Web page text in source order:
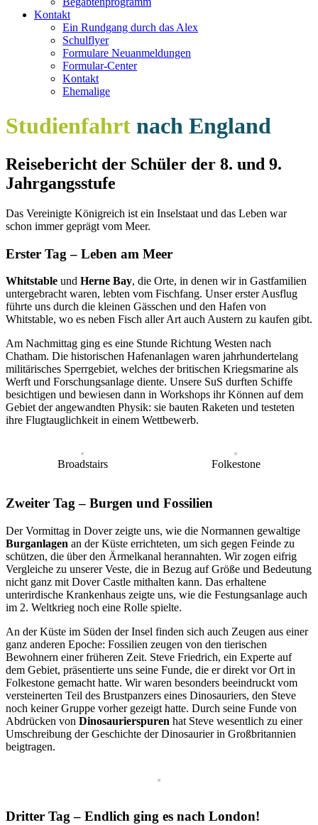
Kontakt
Ein Rundgang durch das Alex
Schulflyer
Formulare Neuanmeldungen
Formular-Center
Kontakt
Ehemalige
Studienfahrt nach England
Reisebericht der Schüler der 8. und 9.
Jahrgangsstufe
Das Vereinigte Königreich ist ein Inselstaat und das Leben war
schon immer geprägt vom Meer.
Erster Tag – Leben am Meer
Whitstable und Herne Bay, die Orte, in denen wir in Gastfamilien
untergebracht waren, lebten vom Fischfang. Unser erster Ausflug
führte uns durch die kleinen Gässchen und den Hafen von
Whitstable, wo es neben Fisch aller Art auch Austern zu kaufen gibt.
Am Nachmittag ging es eine Stunde Richtung Westen nach
Chatham. Die historischen Hafenanlagen waren jahrhundertelang
militärisches Sperrgebiet, welches der britischen Kriegsmarine als
Werft und Forschungsanlage diente. Unsere SuS durften Schiffe
besichtigen und bewiesen dann in Workshops ihr Können auf dem
Gebiet der angewandten Physik: sie bauten Raketen und testeten
ihre Flugtauglichkeit in einem Wettbewerb.
Broadstairs Folkestone
Zweiter Tag – Burgen und Fossilien
Der Vormittag in Dover zeigte uns, wie die Normannen gewaltige
Burganlagen an der Küste errichteten, um sich gegen Feinde zu
schützen, die über den Ärmelkanal herannahten. Wir zogen eifrig
Vergleiche zu unserer Veste, die in Bezug auf Größe und Bedeutung
nicht ganz mit Dover Castle mithalten kann. Das erhaltene
unterirdische Krankenhaus zeigte uns, wie die Festungsanlage auch
im 2. Weltkrieg noch eine Rolle spielte.
An der Küste im Süden der Insel finden sich auch Zeugen aus einer
ganz anderen Epoche: Fossilien zeugen von den tierischen
Bewohnern einer früheren Zeit. Steve Friedrich, ein Experte auf
dem Gebiet, präsentierte uns seine Funde, die er direkt vor Ort in
Folkestone gemacht hatte. Wir waren besonders beeindruckt vom
versteinerten Teil des Brustpanzers eines Dinosauriers, den Steve
noch keiner Gruppe vorher gezeigt hatte. Durch seine Funde von
Abdrücken von Dinosaurierspuren hat Steve wesentlich zu einer
Umschreibung der Geschichte der Dinosaurier in Großbritannien
beigtragen.
Dritter Tag – Endlich ging es nach London!